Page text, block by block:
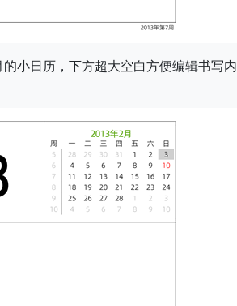
小日历，下方超大空白方便编辑书写内